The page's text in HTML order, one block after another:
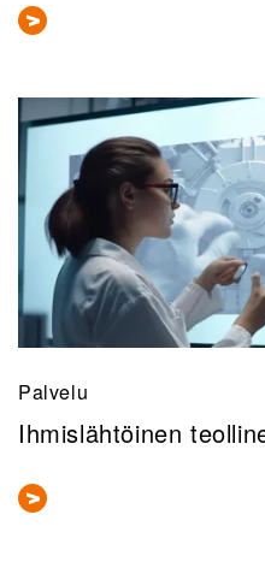
Palvelu
Ihmislähtöinen